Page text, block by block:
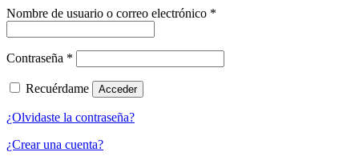
Nombre de usuario o correo electrónico *
Contraseña *
Recuérdame Acceder
¿Olvidaste la contraseña?
¿Crear una cuenta?